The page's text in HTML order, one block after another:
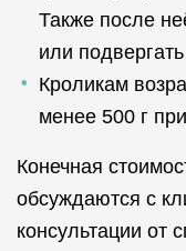
Также после
или
Кроликам
менее 500 г
Конечная
обсуждаются с
консультации от